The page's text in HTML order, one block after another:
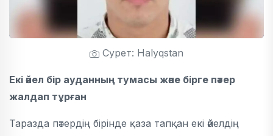
Сурет: Halyqstan
Екі әйел бір ауданның тумасы және бірге пәтер
жалдап тұрған
Таразда пәтердің бірінде қаза тапқан екі әйелдің